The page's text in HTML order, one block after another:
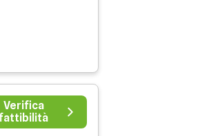
Verifica